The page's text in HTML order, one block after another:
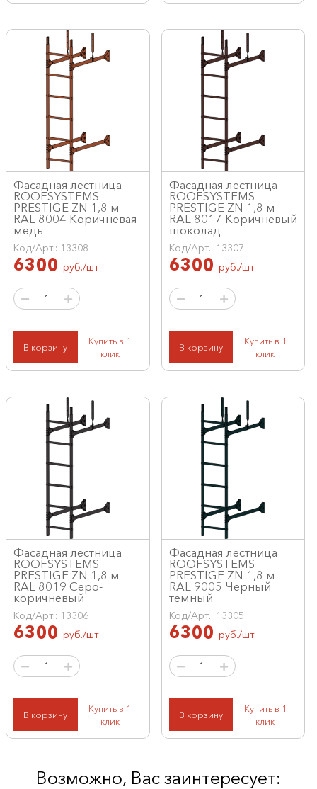
Фасадная лестница
ROOFSYSTEMS
PRESTIGE ZN 1,8 м
RAL 8004 Коричневая
медь
Код/Арт.: 13308
6300 руб./шт
В корзину
Купить в 1
клик
Фасадная лестница
ROOFSYSTEMS
PRESTIGE ZN 1,8 м
RAL 8017 Коричневый
шоколад
Код/Арт.: 13307
6300 руб./шт
В корзину
Купить в 1
клик
Фасадная лестница
ROOFSYSTEMS
PRESTIGE ZN 1,8 м
RAL 8019 Серо-
коричневый
Код/Арт.: 13306
6300 руб./шт
В корзину
Купить в 1
клик
Фасадная лестница
ROOFSYSTEMS
PRESTIGE ZN 1,8 м
RAL 9005 Черный
темный
Код/Арт.: 13305
6300 руб./шт
В корзину
Купить в 1
клик
Возможно, Вас заинтересует: